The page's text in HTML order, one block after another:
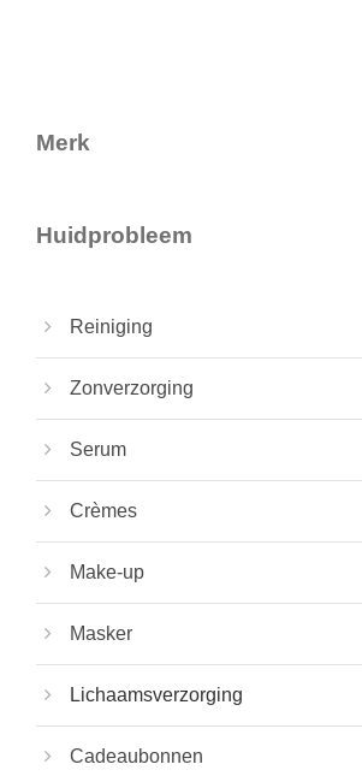
Merk
Huidprobleem
Reiniging
Zonverzorging
Serum
Crèmes
Make-up
Masker
Lichaamsverzorging
Cadeaubonnen